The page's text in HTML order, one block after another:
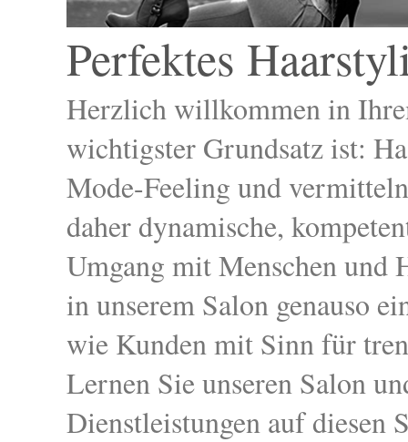
Perfektes
Herzlich willkommen in
wichtigster Grundsatz ist:
Mode-Feeling und
daher dynamische,
Umgang mit Menschen und
in unserem Salon genauso
wie Kunden mit Sinn für
Lernen Sie unseren Salon
Dienstleistungen auf diesen